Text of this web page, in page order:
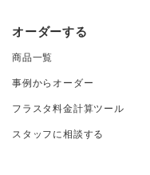
オーダーする
商品一覧
事例からオーダー
フラスタ料金計算ツール
スタッフに相談する